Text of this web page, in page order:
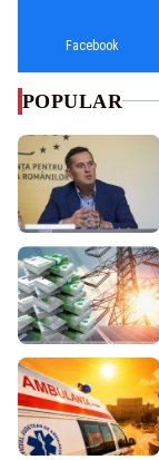
Facebook
POPULAR